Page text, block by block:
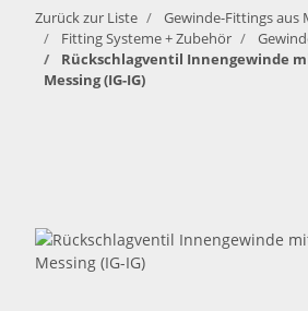
Zurück zur Liste Gewinde-Fittings aus
Fitting Systeme + Zubehör
Rückschlagventil Innengewinde
Messing (IG-IG)